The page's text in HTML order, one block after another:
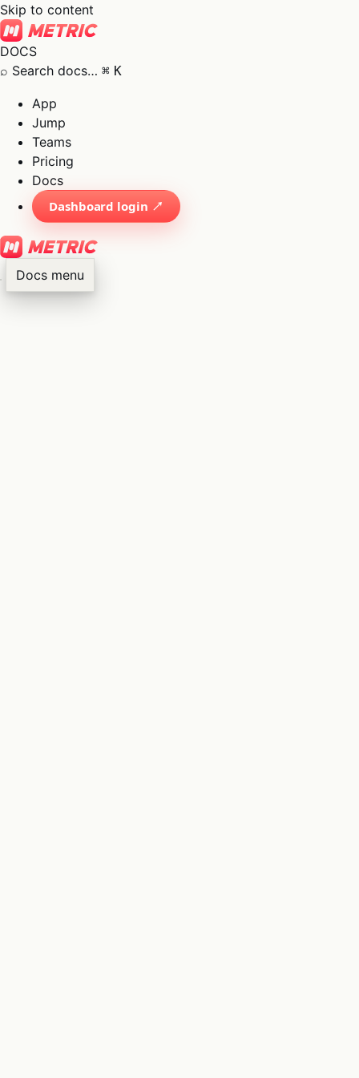
Skip to content
DOCS
⌕ Search docs… ⌘ K
App
Jump
Teams
Pricing
Docs
Dashboard login ↗
Docs menu